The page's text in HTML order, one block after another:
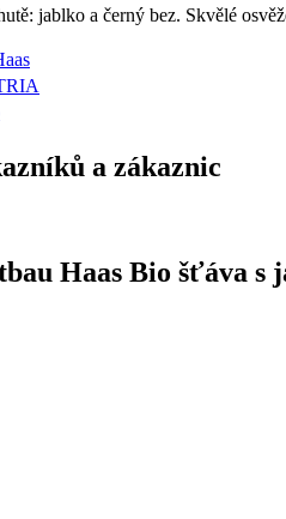
jablko a černý bez. Skvělé
a zákaznic
Haas Bio šťáva s